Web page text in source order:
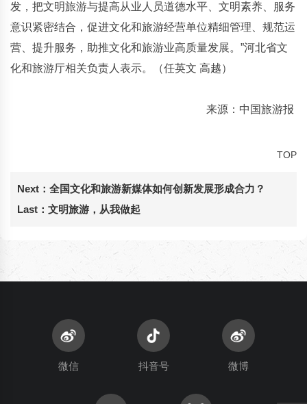
发，把文明旅游与提高从业人员道德水平、文明素养、服务
意识紧密结合，促进文化和旅游经营单位精细管理、规范运
营、提升服务，助推文化和旅游业高质量发展。”河北省文
化和旅游厅相关负责人表示。（任英文 高越）
来源：中国旅游报
TOP
Next： 全国文化和旅游新媒体如何创新发展形成合力？
Last： 文明旅游，从我做起
微信 抖音号 微博